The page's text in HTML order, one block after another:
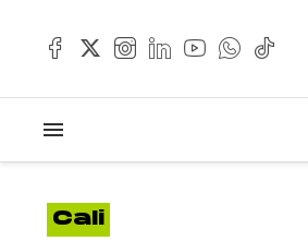
Cali